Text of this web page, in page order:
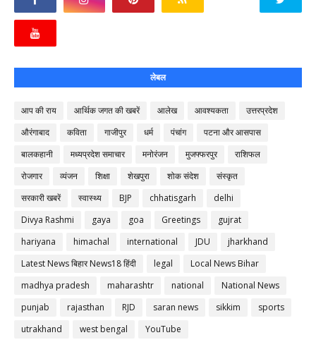
लेबल
आप की राय आर्थिक जगत की खबरें आलेख आवश्यकता
उत्तरप्रदेश
औरंगाबाद
कविता गाजीपुर धर्म पंचांग
पटना और आसपास
बालकहानी
मध्यप्रदेश समाचार मनोरंजन मुजफ्फरपुर
राशिफल
रोजगार
व्यंजन शिक्षा शेखपुरा शोक संदेश
संस्कृत
सरकारी खबरें
स्वास्थ्य BJP chhatisgarh
delhi
Divya Rashmi
gaya goa Greetings
gujrat
hariyana
himachal international JDU
jharkhand
Latest News बिहार News18 हिंदी
legal
Local News Bihar
madhya pradesh
maharashtr national
National News
punjab
rajasthan RJD saran news sikkim
sports
utrakhand
west bengal YouTube